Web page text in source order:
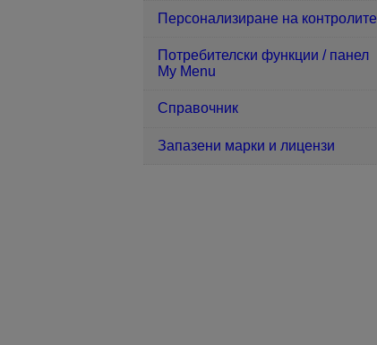
Персонализиране на контролите
Потребителски функции / панел
My Menu
Справочник
Запазени марки и лицензи